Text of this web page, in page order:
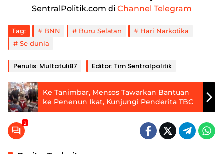
SentralPolitik.com di Channel Telegram
Tag: BNN Buru Selatan
Hari Narkotika
Se dunia
Penulis: Multatuli87 Editor: Tim Sentralpolitik
Ke Tanimbar, Mensos Tawarkan Bantuan
ke Penenun Ikat, Kunjungi Penderita TBC
2